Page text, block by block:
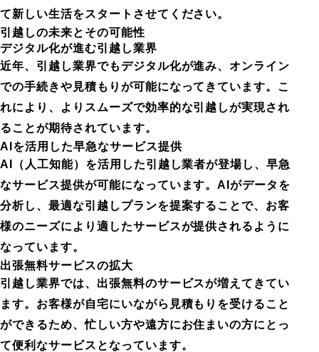
て新しい生活をスタートさせてください。
引越しの未来とその可能性
デジタル化が進む引越し業界
近年、引越し業界でもデジタル化が進み、オンライン
での手続きや見積もりが可能になってきています。こ
れにより、よりスムーズで効率的な引越しが実現され
ることが期待されています。
AIを活用した早急なサービス提供
AI（人工知能）を活用した引越し業者が登場し、早急
なサービス提供が可能になっています。AIがデータを
分析し、最適な引越しプランを提案することで、お客
様のニーズにより適したサービスが提供されるように
なっています。
出張無料サービスの拡大
引越し業界では、出張無料のサービスが増えてきてい
ます。お客様が自宅にいながら見積もりを受けること
ができるため、忙しい方や遠方にお住まいの方にとっ
て便利なサービスとなっています。